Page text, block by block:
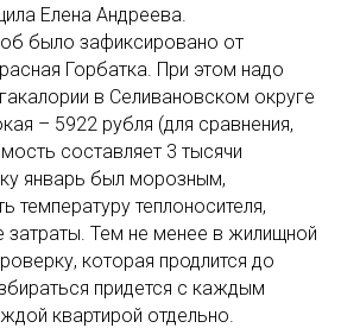
Елена Андреева.
было зафиксировано от
Горбатка. При этом надо
в Селивановском округе
– 5922 рубля (для сравнения,
составляет 3 тысячи
январь был морозным,
температуру теплоносителя,
Тем не менее в жилищной
которая продлится до
придется с каждым
квартирой отдельно.